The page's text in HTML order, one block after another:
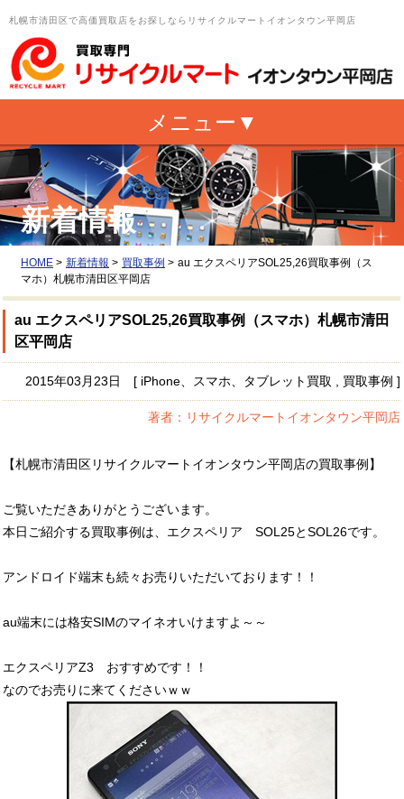
札幌市清田区で高価買取店をお探しならリサイクルマートイオンタウン平岡店
新着情報
HOME > 新着情報 > 買取事例 > au エクスペリアSOL25,26買取事例（ス
マホ）札幌市清田区平岡店
au エクスペリアSOL25,26買取事例（スマホ）札幌市清田
区平岡店
2015年03月23日 [ iPhone、スマホ、タブレット買取 , 買取事例 ]
著者：リサイクルマートイオンタウン平岡店
【札幌市清田区リサイクルマートイオンタウン平岡店の買取事例】
ご覧いただきありがとうございます。
本日ご紹介する買取事例は、エクスペリア SOL25とSOL26です。
アンドロイド端末も続々お売りいただいております！！
au端末には格安SIMのマイネオいけますよ～～
エクスペリアZ3 おすすめです！！
なのでお売りに来てくださいｗｗ